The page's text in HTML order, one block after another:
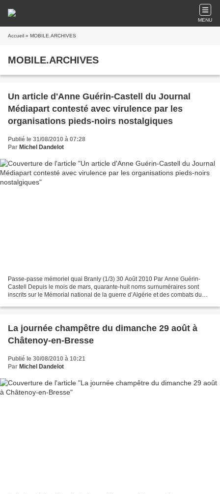
MENU
Accueil » MOBILE.ARCHIVES
MOBILE.ARCHIVES
Un article d'Anne Guérin-Castell du Journal
Médiapart contesté avec virulence par les
organisations pieds-noirs nostalgiques
Publié le 31/08/2010 à 07:28
Par Michel Dandelot
Passe-passe mémoriel quai Branly (1/3) 30 Août 2010 Par Anne Guérin-
Castell Depuis le mois de mars, quarante-huit noms surnuméraires sont
inscrits sur le Mémorial national de la guerre d’Algérie et des combats du
La journée champêtre du dimanche 29 août à
Châtenoy-en-Bresse
Publié le 30/08/2010 à 10:21
Par Michel Dandelot